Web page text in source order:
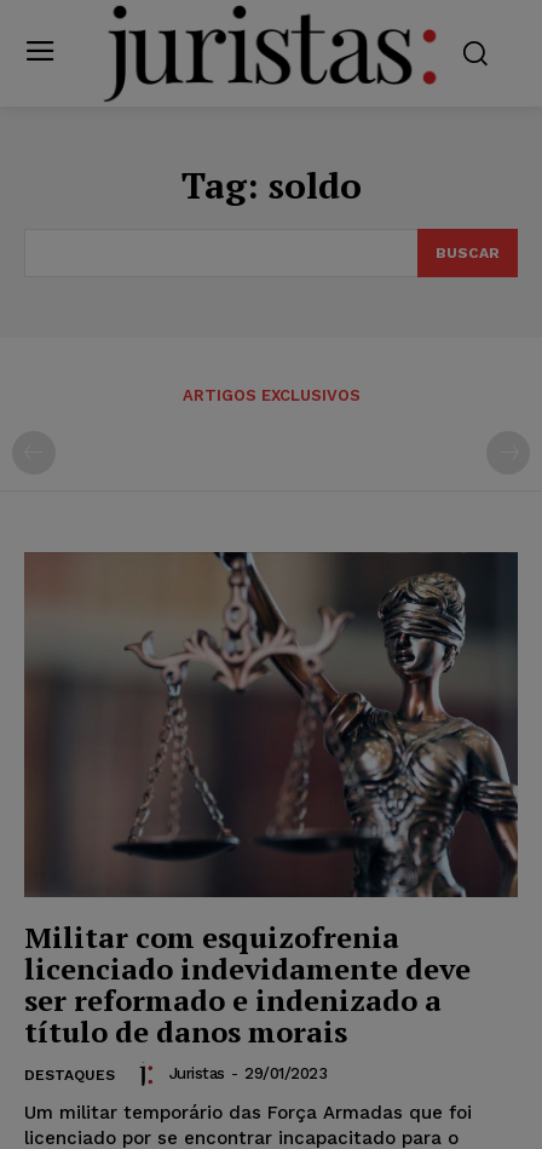
Tag: soldo
BUSCAR
ARTIGOS EXCLUSIVOS
Militar com esquizofrenia
licenciado indevidamente deve
ser reformado e indenizado a
título de danos morais
DESTAQUES Juristas - 29/01/2023
Um militar temporário das Força Armadas que foi
licenciado por se encontrar incapacitado para o